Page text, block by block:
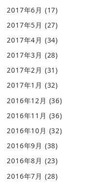
2017年6月 (17)
2017年5月 (27)
2017年4月 (34)
2017年3月 (28)
2017年2月 (31)
2017年1月 (32)
2016年12月 (36)
2016年11月 (36)
2016年10月 (32)
2016年9月 (38)
2016年8月 (23)
2016年7月 (28)